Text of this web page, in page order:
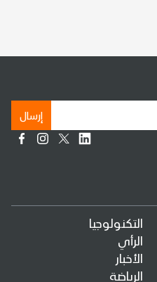
التكنولوجيا
الرأي
الأخبار
الرياضة
إرسال